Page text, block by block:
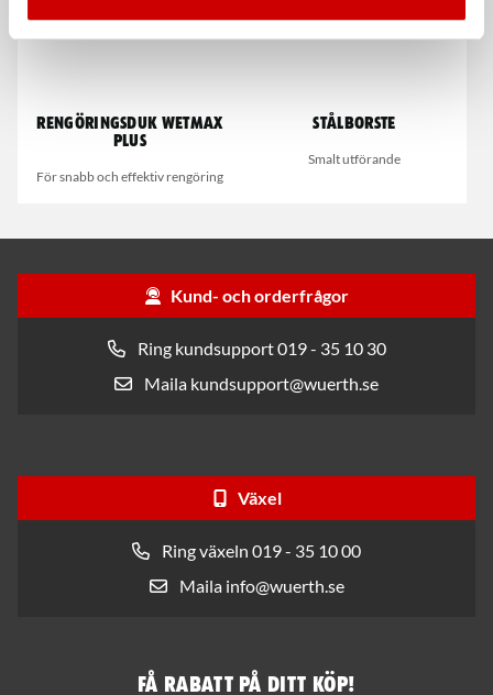
Rengöringsduk Wetmax
Plus
För snabb och effektiv rengöring
Stålborste
Smalt utförande
Kund- och orderfrågor
Ring kundsupport 019 - 35 10 30
Maila kundsupport@wuerth.se
Växel
Ring växeln 019 - 35 10 00
Maila info@wuerth.se
Få rabatt på ditt köp!